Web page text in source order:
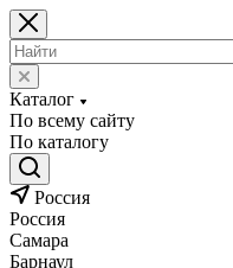
Каталог
По всему сайту
По каталогу
Россия
Россия
Самара
Барнаул